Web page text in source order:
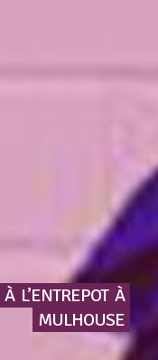
À L’ENTREPOT À
MULHOUSE